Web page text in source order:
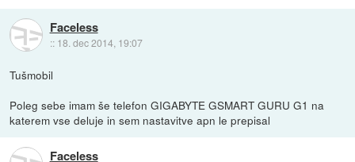
Faceless
:: 18. dec 2014, 19:07
Tušmobil
Poleg sebe imam še telefon GIGABYTE GSMART GURU G1 na
katerem vse deluje in sem nastavitve apn le prepisal
Faceless